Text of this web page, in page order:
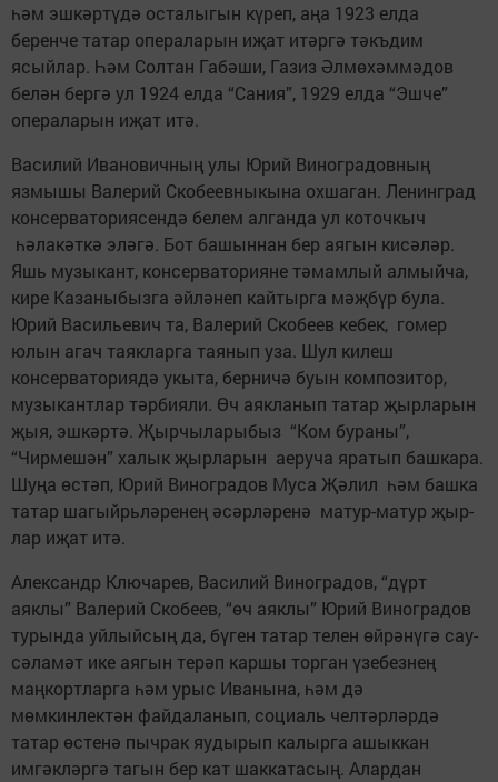
һәм эшкәртүдә осталыгын күреп, аңа 1923 елда
беренче татар операларын иҗат итәргә тәкъдим
ясыйлар. Һәм Солтан Габәши, Газиз Әлмөхәммәдов
белән бергә ул 1924 елда “Сания”, 1929 елда “Эшче”
операларын иҗат итә.
Василий Ивановичның улы Юрий Виноградовның
язмышы Валерий Скобеевныкына охшаган. Ленинград
консерваториясендә белем алганда ул коточкыч
һәлакәткә эләгә. Бот башыннан бер аягын кисәләр.
Яшь музыкант, консерватория­не тәмамлый алмыйча,
кире Казаныбызга әйләнеп кайтырга мәҗбүр була.
Юрий Васильевич та, Валерий Скобеев кебек, гомер
юлын агач таякларга таянып уза. Шул килеш
консерваториядә укыта, берничә буын композитор,
музыкантлар тәрбияли. Өч аякланып татар җырларын
җыя, эшкәртә. Җырчыларыбыз “Ком бураны”,
“Чирмешән” халык җырларын аеруча яратып башкара.
Шуңа өстәп, Юрий Виноградов Муса Җәлил һәм башка
татар шагыйрьләренең әсәрләренә матур-матур җыр­
лар иҗат итә.
Александр Ключарев, Василий Виноградов, “дүрт
аяклы” Валерий Скобеев, “өч аяклы” Юрий Виноградов
турында уйлыйсың да, бүген татар телен өйрәнүгә сау-
сәламәт ике аягын терәп каршы торган үзебезнең
маңкортларга һәм урыс Иванына, һәм дә
мөмкинлектән файдаланып, социаль челтәрләрдә
татар өстенә пычрак яудырып калырга ашыккан
имгәкләргә тагын бер кат шаккатасың. Алардан